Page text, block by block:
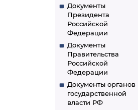
Документы
Президента
Российской
Федерации
Документы
Правительства
Российской
Федерации
Документы органов
государственной
власти РФ